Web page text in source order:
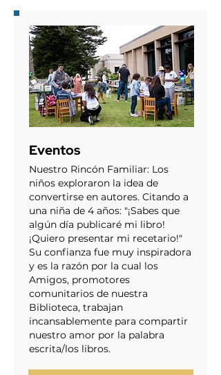
Eventos
Nuestro Rincón Familiar: Los
niños exploraron la idea de
convertirse en autores. Citando a
una niña de 4 años: "¡Sabes que
algún día publicaré mi libro!
¡Quiero presentar mi recetario!"
Su confianza fue muy inspiradora
y es la razón por la cual los
Amigos, promotores
comunitarios de nuestra
Biblioteca, trabajan
incansablemente para compartir
nuestro amor por la palabra
escrita/los libros.